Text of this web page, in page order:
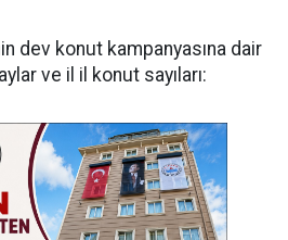
dev konut kampanyasına dair
ve il il konut sayıları: